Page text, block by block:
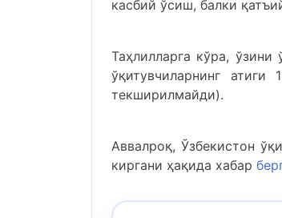
касбий ўсиш, балки
Таҳлилларга кўра,
ўқитувчиларнинг
текширилмайди).
Аввалроқ, Ўзбекистон
киргани ҳақида хабар